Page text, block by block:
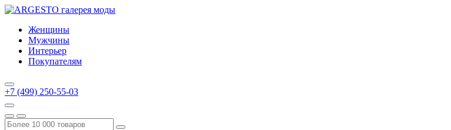
Женщины
Мужчины
Интерьер
Покупателям
+7 (499) 250-55-03